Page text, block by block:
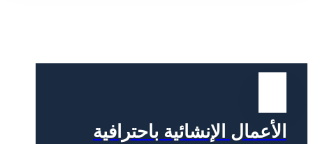
الأعمال الإنشائية باحترافية